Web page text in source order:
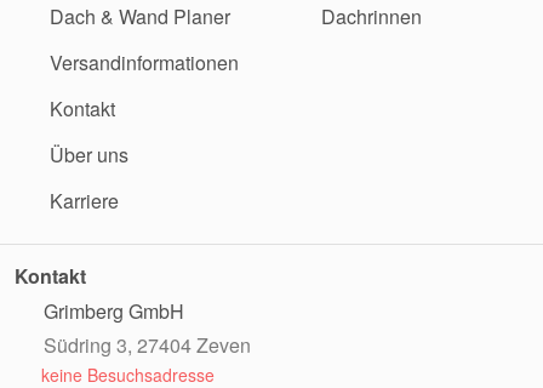
Dach & Wand Planer
Versandinformationen
Kontakt
Über uns
Karriere
Dachrinnen
Kontakt
Grimberg GmbH
Südring 3, 27404 Zeven
keine Besuchsadresse